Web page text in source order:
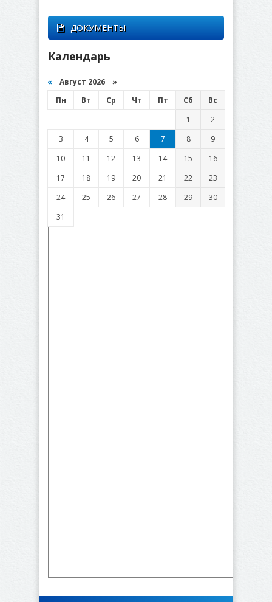
ДОКУМЕНТЫ
Календарь
« Август 2026 »
Пн
Вт Ср Чт Пт Сб
Вс
1
2
3
4 5 6 7 8
9
10
11 12 13 14 15
16
17
18 19 20 21 22
23
24
25 26 27 28 29
30
31